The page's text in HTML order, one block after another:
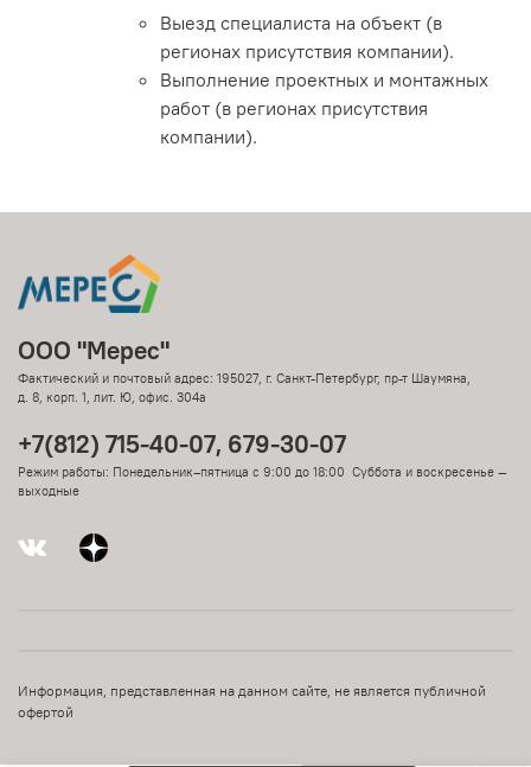
Выезд специалиста на объект (в
регионах присутствия компании).
Выполнение проектных и монтажных
работ (в регионах присутствия
компании).
ООО "Мерес"
Фактический и почтовый адрес: 195027, г. Санкт-Петербург, пр-т Шаумяна,
д. 8, корп. 1, лит. Ю, офис. 304а
+7(812) 715-40-07, 679-30-07
Режим работы: Понедельник–пятница с 9:00 до 18:00 Суббота и воскресенье —
выходные
Информация, представленная на данном сайте, не является публичной
офертой